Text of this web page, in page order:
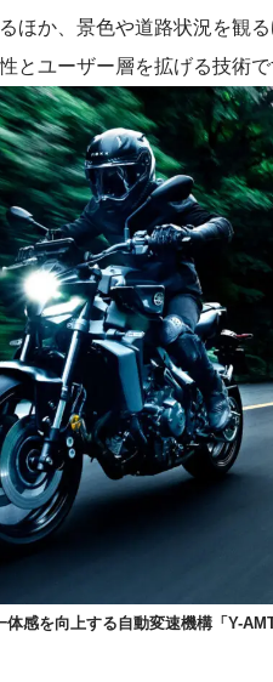
ほか、景色や道路状況を観
とユーザー層を拡げる技術で
体感を向上する自動変速機構「Y-